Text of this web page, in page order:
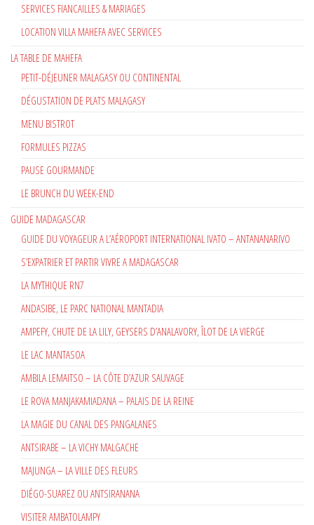
SERVICES FIANCAILLES & MARIAGES
LOCATION VILLA MAHEFA AVEC SERVICES
LA TABLE DE MAHEFA
PETIT-DÉJEUNER MALAGASY OU CONTINENTAL
DÉGUSTATION DE PLATS MALAGASY
MENU BISTROT
FORMULES PIZZAS
PAUSE GOURMANDE
LE BRUNCH DU WEEK-END
GUIDE MADAGASCAR
GUIDE DU VOYAGEUR A L’AÉROPORT INTERNATIONAL IVATO – ANTANANARIVO
S’EXPATRIER ET PARTIR VIVRE A MADAGASCAR
LA MYTHIQUE RN7
ANDASIBE, LE PARC NATIONAL MANTADIA
AMPEFY, CHUTE DE LA LILY, GEYSERS D’ANALAVORY, ÎLOT DE LA VIERGE
LE LAC MANTASOA
AMBILA LEMAITSO – LA CÔTE D’AZUR SAUVAGE
LE ROVA MANJAKAMIADANA – PALAIS DE LA REINE
LA MAGIE DU CANAL DES PANGALANES
ANTSIRABE – LA VICHY MALGACHE
MAJUNGA – LA VILLE DES FLEURS
DIÉGO-SUAREZ OU ANTSIRANANA
VISITER AMBATOLAMPY